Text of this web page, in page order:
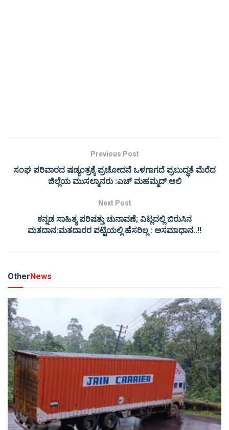
Previous Post
ಸಂಘ ಪರಿವಾರದ ಷಡ್ಯಂತ್ರಕ್ಕೆ ಪ್ರಚೋದನೆ ಒಳಗಾಗದೆ ಪ್ರಬುದ್ಧತೆ ಮೆರೆದ
ಜಿಲ್ಲೆಯ ಮುಸಲ್ಮಾನರು :ಎಚ್ ಮಹಮ್ಮದ್ ಅಲಿ
Next Post
ಕನ್ನಡ ಸಾಹಿತ್ಯ ಪರಿಷತ್ತು ಚುನಾವಣೆ; ವಿಟ್ಲದಲ್ಲಿ ಬಿರುಸಿನ
ಮತದಾನ:ಮತದಾರರ ಪಟ್ಟಿಯಲ್ಲಿ ಹೆಸರಿಲ್ಲ : ಅಸಮಾಧಾನ..!!
Other News